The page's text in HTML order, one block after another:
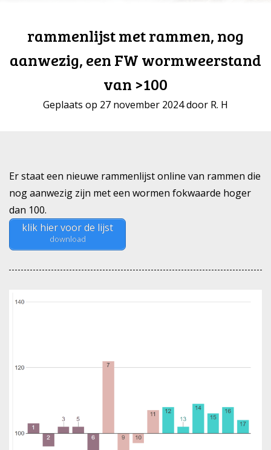
rammenlijst met rammen, nog
aanwezig, een FW wormweerstand
van >100
Geplaats op 27 november 2024 door R. H
Er staat een nieuwe rammenlijst online van rammen die
nog aanwezig zijn met een wormen fokwaarde hoger
dan 100.
klik hier voor de lijst
download